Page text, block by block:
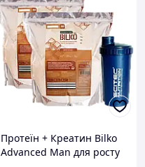
Протеїн + Креатин Bilko
Advanced Man для росту